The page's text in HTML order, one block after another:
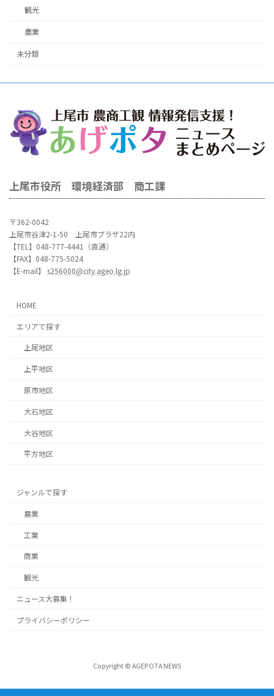
観光
農業
未分類
上尾市役所 環境経済部 商工課
〒362-0042
上尾市谷津2-1-50 上尾市プラザ22内
【TEL】048-777-4441（直通）
【FAX】048-775-5024
【E-mail】 s256000@city.ageo.lg.jp
HOME
エリアで探す
上尾地区
上平地区
原市地区
大石地区
大谷地区
平方地区
ジャンルで探す
農業
工業
商業
観光
ニュース大募集！
プライバシーポリシー
Copyright © AGEPOTA NEWS